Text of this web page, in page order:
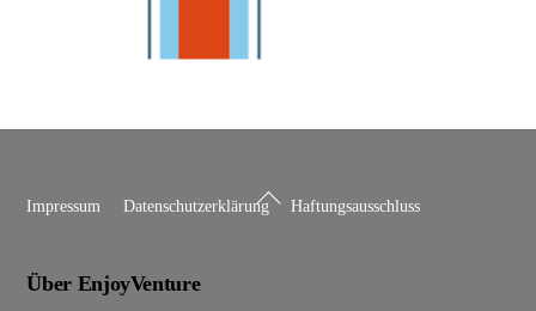
Back
Impressum Datenschutzerklärung Haftungsausschluss
Über EnjoyVenture